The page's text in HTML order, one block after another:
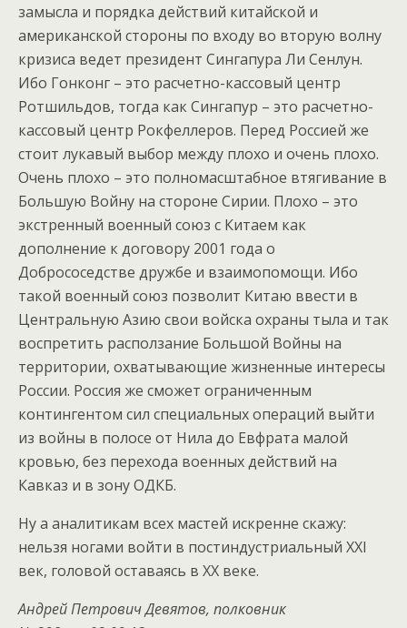
замысла и порядка действий китайской и
американской стороны по входу во вторую волну
кризиса ведет президент Сингапура Ли Сенлун.
Ибо Гонконг – это расчетно-кассовый центр
Ротшильдов, тогда как Сингапур – это расчетно-
кассовый центр Рокфеллеров. Перед Россией же
стоит лукавый выбор между плохо и очень плохо.
Очень плохо – это полномасштабное втягивание в
Большую Войну на стороне Сирии. Плохо – это
экстренный военный союз с Китаем как
дополнение к договору 2001 года о
Добрососедстве дружбе и взаимопомощи. Ибо
такой военный союз позволит Китаю ввести в
Центральную Азию свои войска охраны тыла и так
воспретить расползание Большой Войны на
территории, охватывающие жизненные интересы
России. Россия же сможет ограниченным
контингентом сил специальных операций выйти
из войны в полосе от Нила до Евфрата малой
кровью, без перехода военных действий на
Кавказ и в зону ОДКБ.
Ну а аналитикам всех мастей искренне скажу:
нельзя ногами войти в постиндустриальный XXI
век, головой оставаясь в ХХ веке.
Андрей Петрович Девятов, полковник